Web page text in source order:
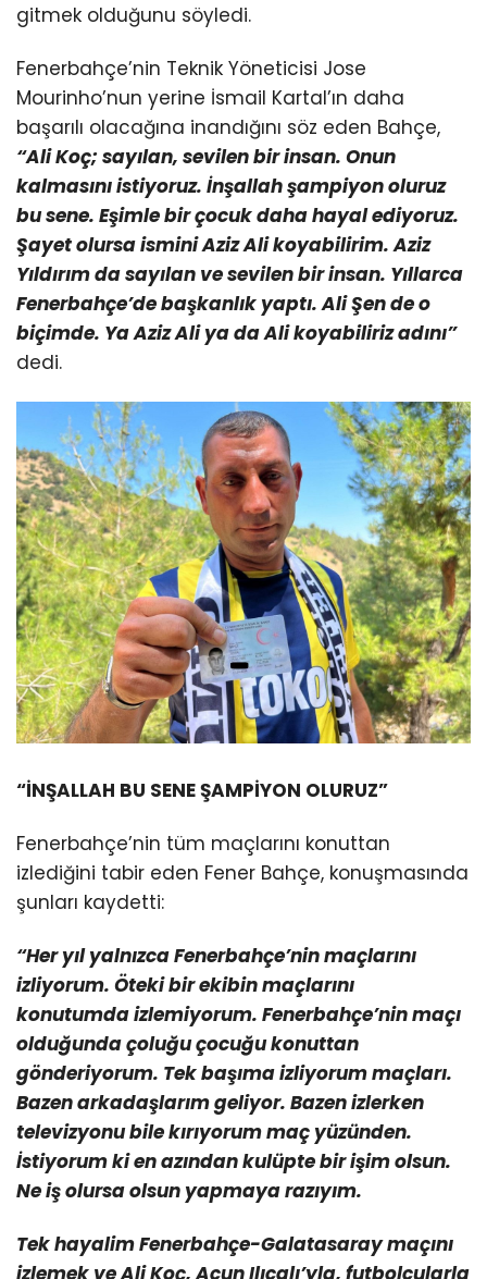
gitmek olduğunu söyledi.
Fenerbahçe’nin Teknik Yöneticisi Jose
Mourinho’nun yerine İsmail Kartal’ın daha
başarılı olacağına inandığını söz eden Bahçe,
“Ali Koç; sayılan, sevilen bir insan. Onun
kalmasını istiyoruz. İnşallah şampiyon oluruz
bu sene. Eşimle bir çocuk daha hayal ediyoruz.
Şayet olursa ismini Aziz Ali koyabilirim. Aziz
Yıldırım da sayılan ve sevilen bir insan. Yıllarca
Fenerbahçe’de başkanlık yaptı. Ali Şen de o
biçimde. Ya Aziz Ali ya da Ali koyabiliriz adını”
dedi.
“İNŞALLAH BU SENE ŞAMPİYON OLURUZ”
Fenerbahçe’nin tüm maçlarını konuttan
izlediğini tabir eden Fener Bahçe, konuşmasında
şunları kaydetti:
“Her yıl yalnızca Fenerbahçe’nin maçlarını
izliyorum. Öteki bir ekibin maçlarını
konutumda izlemiyorum. Fenerbahçe’nin maçı
olduğunda çoluğu çocuğu konuttan
gönderiyorum. Tek başıma izliyorum maçları.
Bazen arkadaşlarım geliyor. Bazen izlerken
televizyonu bile kırıyorum maç yüzünden.
İstiyorum ki en azından kulüpte bir işim olsun.
Ne iş olursa olsun yapmaya razıyım.
Tek hayalim Fenerbahçe-Galatasaray maçını
izlemek ve Ali Koç, Acun Ilıcalı’yla, futbolcularla